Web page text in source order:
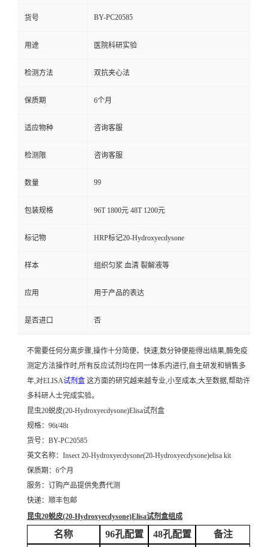
货号 BY-PC20585
用途 医院科研实验
检测方法 双抗夹心法
保质期 6个月
适应物种 咨询客服
检测限 咨询客服
数量 99
包装规格 96T 1800元 48T 1200元
标记物 HRP标记20-Hydroxyecdysone
样本 组织匀浆 血清 裂解液等
应用 用于产品的表达
是否进口 否
不需要任何分离步骤,操作十分简便、快速,数分钟便能得出结果,酶免疫
测定方法操作时,所有反应试剂均在同一体系内进行,自主研发和销售多
年,对ELISA试剂盒 这方面的研究越来越专业,小至成本,大至数据,帮助许
多科研人士完成实验。
昆虫20蜕皮(20-Hydroxyecdysone)Elisa试剂盒
规格：96t/48t
货号：BY-PC20585
英文名称： Insect 20-Hydroxyecdysone(20-Hydroxyecdysone)elisa kit
保质期：6个月
服务：订购产品提供免费代测
快递：顺丰包邮
昆虫20蜕皮(20-Hydroxyecdysone)Elisa试剂盒组成
名称 96孔配置 48孔配置 备注